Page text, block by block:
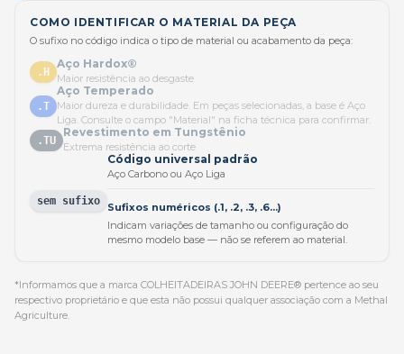
COMO IDENTIFICAR O MATERIAL DA PEÇA
O sufixo no código indica o tipo de material ou acabamento da peça:
.H
Aço Hardox®
Maior resistência ao desgaste
.T
Aço Temperado
Maior dureza e durabilidade. Em peças selecionadas, a base é Aço
Liga. Consulte o campo "Material" na ficha técnica para confirmar.
.TU
Revestimento em Tungstênio
Extrema resistência ao corte
sem sufixo
Código universal padrão
Aço Carbono ou Aço Liga
Sufixos numéricos (.1, .2, .3, .6...)
Indicam variações de tamanho ou configuração do
mesmo modelo base — não se referem ao material.
*Informamos que a marca COLHEITADEIRAS JOHN DEERE® pertence ao seu
respectivo proprietário e que esta não possui qualquer associação com a Methal
Agriculture.